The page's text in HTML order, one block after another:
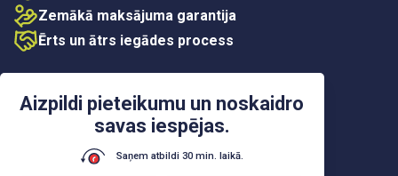
Aizpildi pieteikumu un noskaidro
savas iespējas.
Saņem atbildi 30 min. laikā.
Zemākā maksājuma garantija
Ērts un ātrs iegādes process